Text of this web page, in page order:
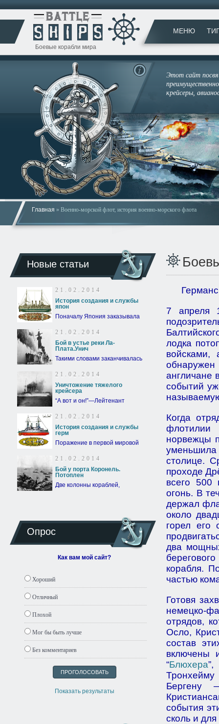
Боевые корабли мира
МЕНЮ
Этот сайт
крейсеры,
Главная » Военно-морской флот, история военно-морского флота
Новые статьи
21.02.2014
История создания и службы
япон
Поначалу Япония заказывала
21.02.2014
Бой в устье реки Ла-
Плата.Унич
Такими словами заканчивалась
21.02.2014
Уничтожение тяжелого
крейсера
“А вот и он!”—Лейтенант
21.02.2014
История создания и службы
герм
Поражение в первой мировой
21.02.2014
Бой у порта Коронель.
Потоплен
Две колонны кораблей,
Опрос
Как вам мой сайт?
Хороший
Отличный
Плохой
Мог бы быть лучше
Без комментариев
Показать результаты
7 апреля
лодка
англичане
событий
Когда
флотилии
норвежцы
уменьшила
столице.
проходе
всего 500
огонь. В
держал
около
горел его
два
корабля.
частью
Готовя
немецко-
отрядов,
Осло,
состав
включены
“Блюхера”,
Бергену
события
сколь и для